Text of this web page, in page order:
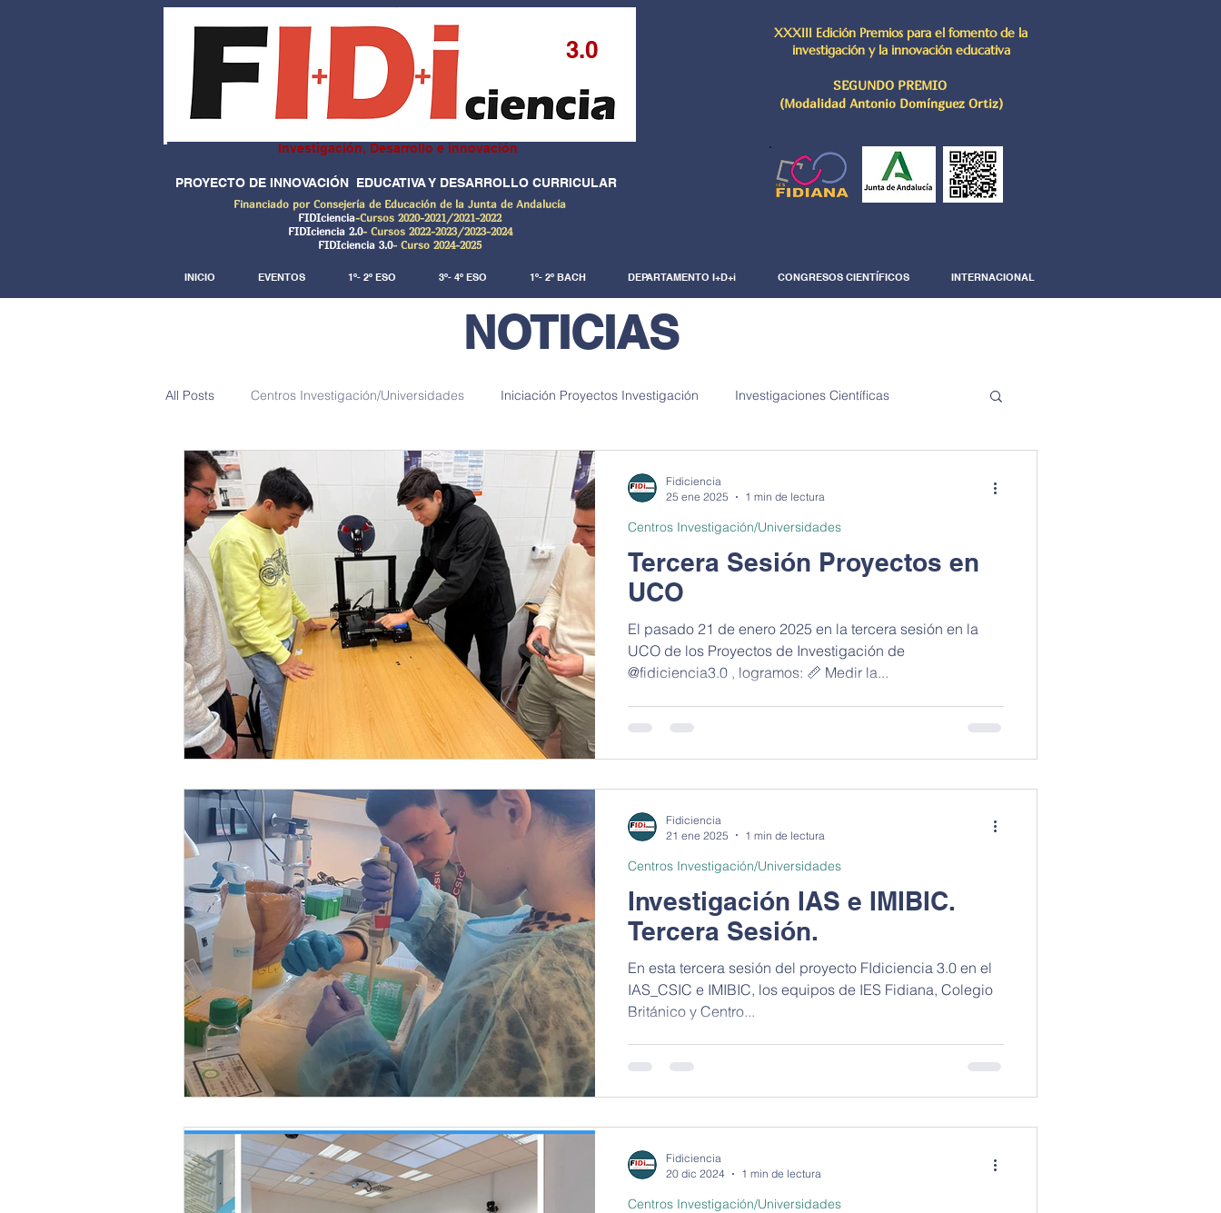
3.0
Investigación, Desarrollo e innovación
PROYECTO DE INNOVACIÓN EDUCATIVA Y DESARROLLO CURRICULAR
Financiado por Consejería de Educación de la Junta de Andalucía
FIDIciencia-Cursos 2020-2021/2021-2022
FIDIciencia 2.0- Cursos 2022-2023/2023-2024
FIDIciencia 3.0- Curso 2024-2025
XXXIII Edición Premios para el fomento de la
investigación y la innovación educativa
SEGUNDO PREMIO
(Modalidad Antonio Domínguez Ortiz)
INICIO EVENTOS 1º- 2º ESO 3º- 4º ESO 1º- 2º BACH DEPARTAMENTO I+D+i CONGRESOS CIENTÍFICOS INTERNACIONAL
NOTICIAS
All Posts Centros Investigación/Universidades Iniciación Proyectos Investigación Investigaciones Científicas
Investigaciones de campo (Big data) Investigaciones Documentales
Laboratorio en clase Ciencia sostenible Alimentación saludable
Cantamos a la salud Ciencia en la cocina Stop motion
Visual thinking Scientific workshop Sala de exposiciones Exposiciones anatomía
Día mujer y niña en la ciencia Encuentro con científicos Noche Europea de los Investigadores
Día del Medio Ambiente Departamento I+D+i Taller de robótica Paseo de la ciencia Internacional
Congresos Científicos
Tercera Sesión Proyectos en
UCO
El pasado 21 de enero 2025 en la tercera sesión en la
UCO de los Proyectos de Investigación de
@fidiciencia3.0 , logramos: 📏 Medir la...
Centros Investigación/Universidades
Fidiciencia
25 ene 2025
1 min de lectura
Investigación IAS e IMIBIC.
Tercera Sesión.
En esta tercera sesión del proyecto FIdiciencia 3.0 en el
IAS_CSIC e IMIBIC, los equipos de IES Fidiana, Colegio
Británico y Centro...
Centros Investigación/Universidades
Fidiciencia
21 ene 2025
1 min de lectura
Centros Investigación/Universidades
Fidiciencia
20 dic 2024
1 min de lectura